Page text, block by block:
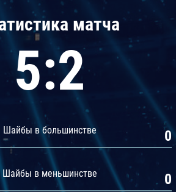
матча
5:2
Шайбы в большинстве 0
Шайбы в меньшинстве 0